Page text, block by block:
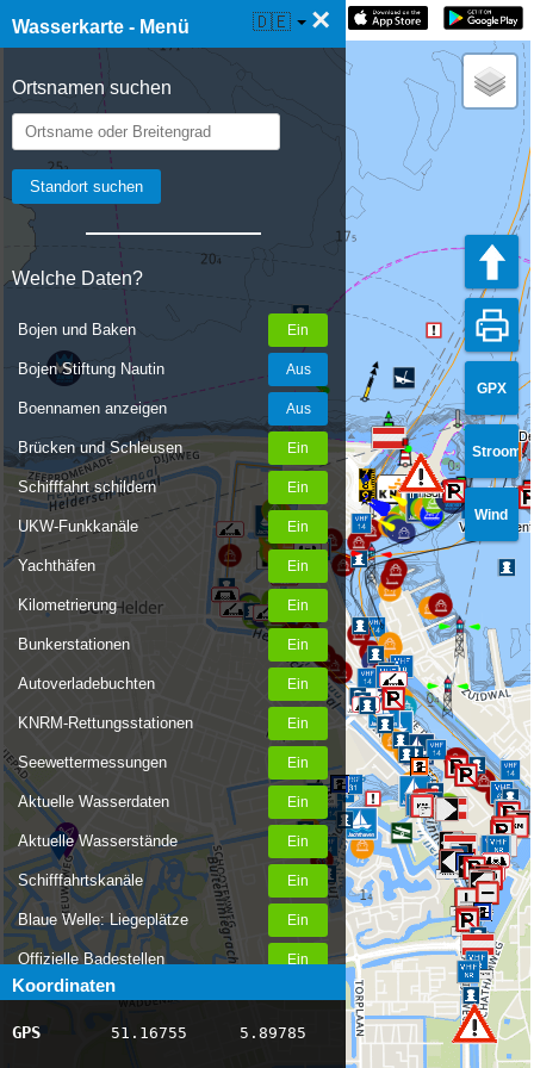
Wasserkarte - Menü ×
Ortsnamen suchen
Welche Daten?
Bojen und Baken
Bojen Stiftung Nautin
Boennamen anzeigen
Brücken und Schleusen
Schifffahrt schildern
UKW-Funkkanäle
Yachthäfen
Kilometrierung
Bunkerstationen
Autoverladebuchten
KNRM-Rettungsstationen
Seewettermessungen
Aktuelle Wasserdaten
Aktuelle Wasserstände
Schifffahrtskanäle
Blaue Welle: Liegeplätze
Offizielle Badestellen
Nachrichten Binnenschifffahrt
AIS-Schiffspositionen
Koordinaten
GPS 51.16755 5.89785
☰ Wasserkarte Live 🇩🇪
GPX
Stroom
Wind
VC
Frischwasser im